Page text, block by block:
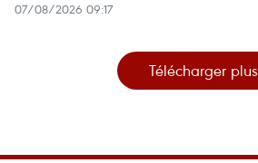
07/08/2026 09:17
Télécharger plus